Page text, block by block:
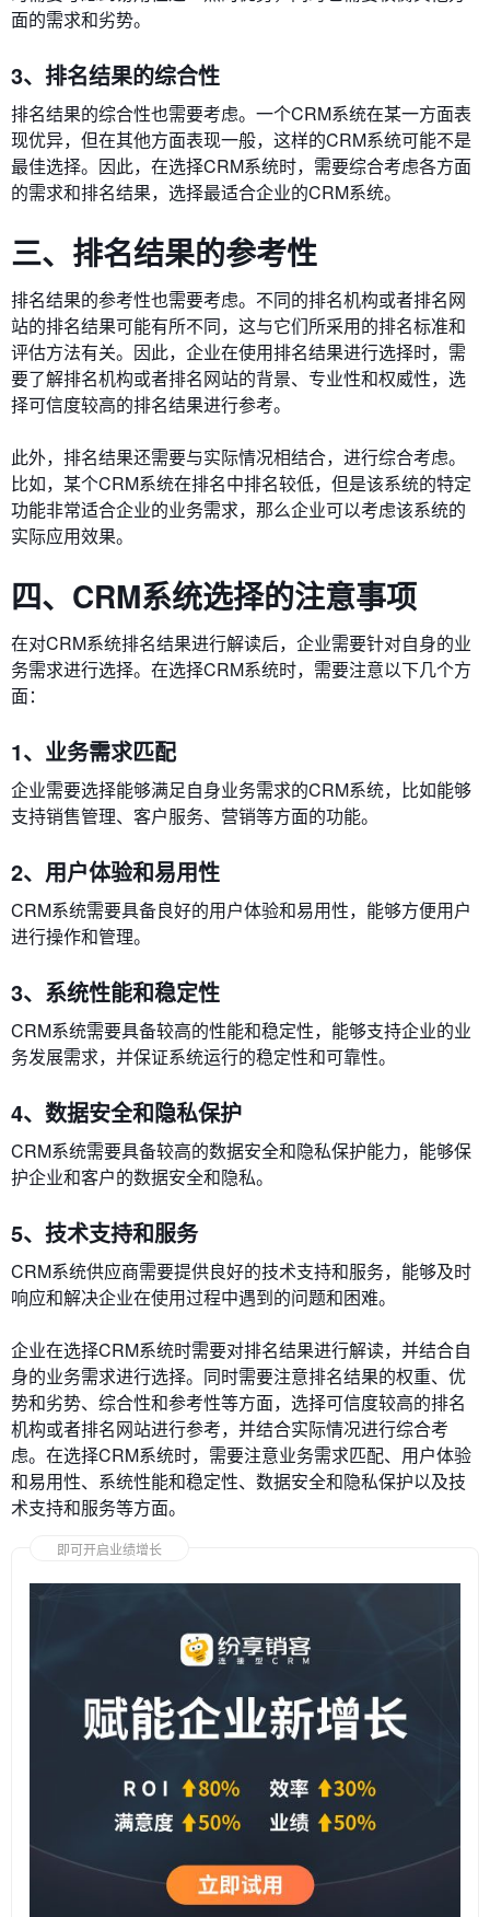
面的需求和劣势。
3、排名结果的综合性
排名结果的综合性也需要考虑。一个CRM系统在某一方面表
现优异，但在其他方面表现一般，这样的CRM系统可能不是
最佳选择。因此，在选择CRM系统时，需要综合考虑各方面
的需求和排名结果，选择最适合企业的CRM系统。
三、排名结果的参考性
排名结果的参考性也需要考虑。不同的排名机构或者排名网
站的排名结果可能有所不同，这与它们所采用的排名标准和
评估方法有关。因此，企业在使用排名结果进行选择时，需
要了解排名机构或者排名网站的背景、专业性和权威性，选
择可信度较高的排名结果进行参考。
此外，排名结果还需要与实际情况相结合，进行综合考虑。
比如，某个CRM系统在排名中排名较低，但是该系统的特定
功能非常适合企业的业务需求，那么企业可以考虑该系统的
实际应用效果。
四、CRM系统选择的注意事项
在对CRM系统排名结果进行解读后，企业需要针对自身的业
务需求进行选择。在选择CRM系统时，需要注意以下几个方
面：
1、业务需求匹配
企业需要选择能够满足自身业务需求的CRM系统，比如能够
支持销售管理、客户服务、营销等方面的功能。
2、用户体验和易用性
CRM系统需要具备良好的用户体验和易用性，能够方便用户
进行操作和管理。
3、系统性能和稳定性
CRM系统需要具备较高的性能和稳定性，能够支持企业的业
务发展需求，并保证系统运行的稳定性和可靠性。
4、数据安全和隐私保护
CRM系统需要具备较高的数据安全和隐私保护能力，能够保
护企业和客户的数据安全和隐私。
5、技术支持和服务
CRM系统供应商需要提供良好的技术支持和服务，能够及时
响应和解决企业在使用过程中遇到的问题和困难。
企业在选择CRM系统时需要对排名结果进行解读，并结合自
身的业务需求进行选择。同时需要注意排名结果的权重、优
势和劣势、综合性和参考性等方面，选择可信度较高的排名
机构或者排名网站进行参考，并结合实际情况进行综合考
虑。在选择CRM系统时，需要注意业务需求匹配、用户体验
和易用性、系统性能和稳定性、数据安全和隐私保护以及技
术支持和服务等方面。
即可开启业绩增长